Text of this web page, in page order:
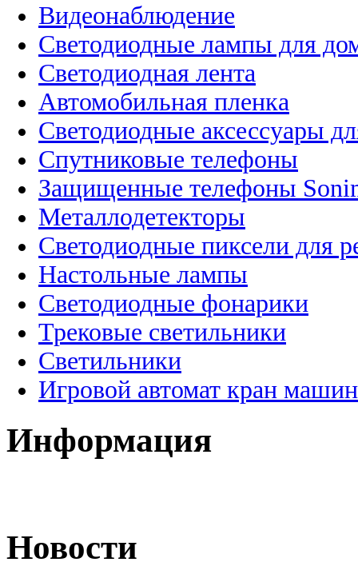
Видеонаблюдение
Светодиодные лампы для
Светодиодная лента
Автомобильная пленка
Светодиодные аксессуары
Спутниковые телефоны
Защищенные телефоны
Металлодетекторы
Светодиодные пиксели для
Настольные лампы
Светодиодные фонарики
Трековые светильники
Светильники
Игровой автомат кран
Информация
Новости